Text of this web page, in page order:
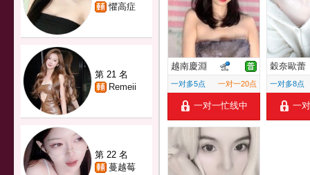
懼高症
第 21 名
Remeii
第 22 名
蔓越莓
越南慶淵
一对多5点 一对一20点
一对一忙线中
穀奈歐蕾
一对多8点
一